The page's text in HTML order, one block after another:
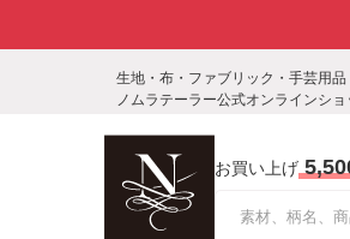
生地・布・ファブリック・手芸用
ノムラテーラー公式オンラインショ
お買い上げ